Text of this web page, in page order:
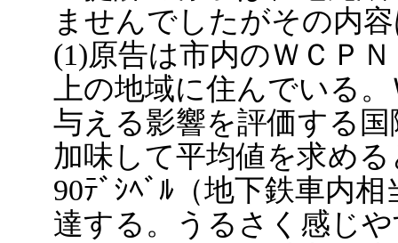
ませんでしたがその内
(1)原告は市内のＷＣＰ
上の地域に住んでいる
与える影響を評価する
加味して平均値を求め
90ﾃﾞｼﾍﾞﾙ（地下鉄車内
達する。うるさく感じ